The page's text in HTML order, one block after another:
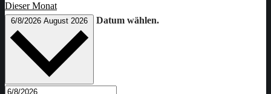
Dieser Monat
6/8/2026 August 2026 Datum wählen.